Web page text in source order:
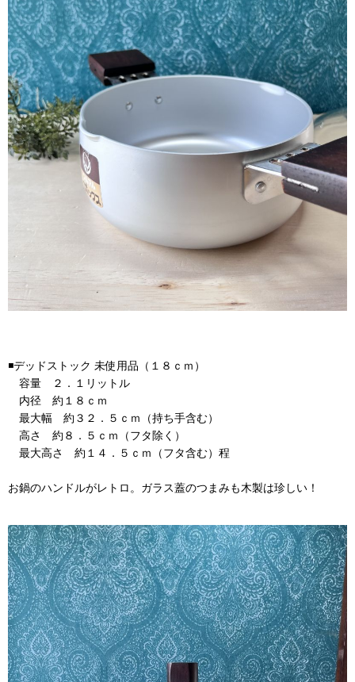
◾️デッドストック 未使用品（１８ｃｍ）
容量 ２．１リットル
内径 約１８ｃｍ
最大幅 約３２．５ｃｍ（持ち手含む）
高さ 約８．５ｃｍ（フタ除く）
最大高さ 約１４．５ｃｍ（フタ含む）程
お鍋のハンドルがレトロ。ガラス蓋のつまみも木製は珍しい！